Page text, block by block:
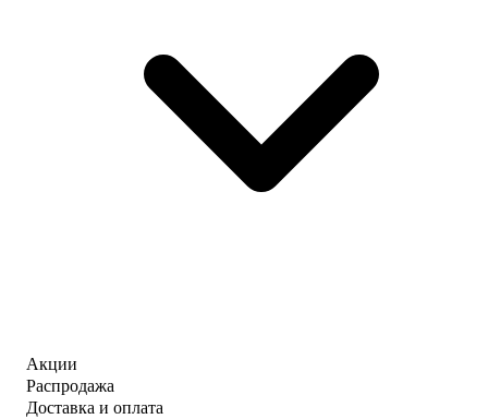
Акции
Распродажа
Доставка и оплата